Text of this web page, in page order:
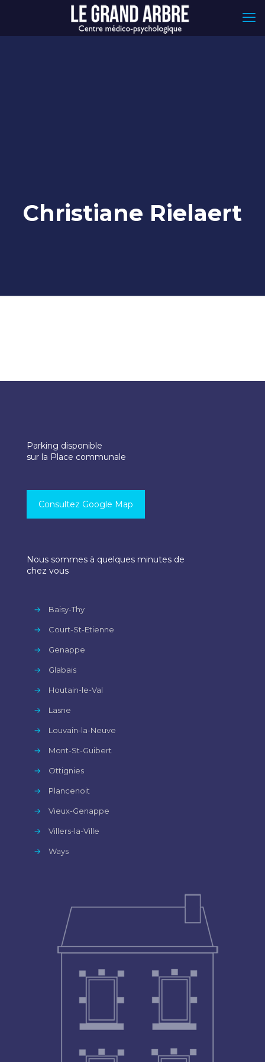
Christiane Rielaert
Parking disponible
sur la Place communale
Consultez Google Map
Nous sommes à quelques minutes de
chez vous
→ Baisy-Thy
→ Court-St-Etienne
→ Genappe
→ Glabais
→ Houtain-le-Val
→ Lasne
→ Louvain-la-Neuve
→ Mont-St-Guibert
→ Ottignies
→ Plancenoit
→ Vieux-Genappe
→ Villers-la-Ville
→ Ways